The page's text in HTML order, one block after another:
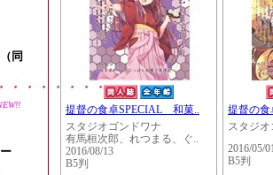
同
・・・・・・・・・・・・
提督の食卓SPECIAL 和菓..
スタジオゴンドワナ
有馬桓次郎、れつまる、ぐ..
2016/08/13
B5判
提督の
スタジ
2016/05/
B5判